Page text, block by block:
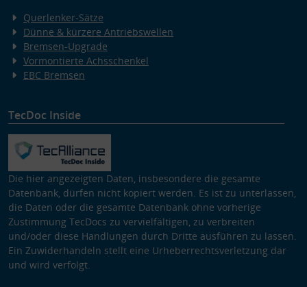
Querlenker-Sätze
Dünne & kürzere Antriebswellen
Bremsen-Upgrade
Vormontierte Achsschenkel
EBC Bremsen
TecDoc Inside
Die hier angezeigten Daten, insbesondere die gesamte
Datenbank, dürfen nicht kopiert werden. Es ist zu unterlassen,
die Daten oder die gesamte Datenbank ohne vorherige
Zustimmung TecDocs zu vervielfältigen, zu verbreiten
und/oder diese Handlungen durch Dritte ausführen zu lassen.
Ein Zuwiderhandeln stellt eine Urheberrechtsverletzung dar
und wird verfolgt.